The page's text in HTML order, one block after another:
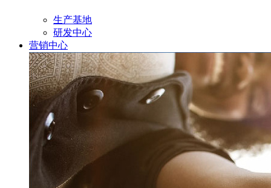
生产基地
研发中心
营销中心